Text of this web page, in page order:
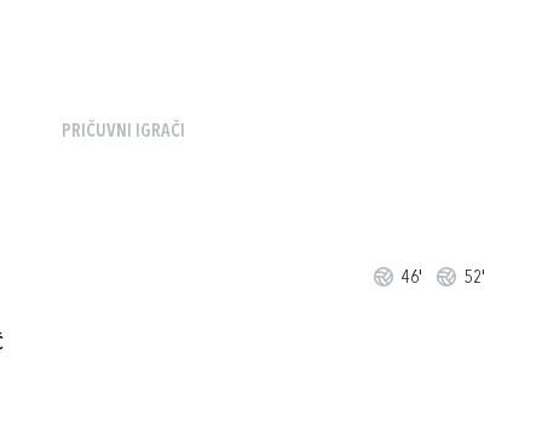
PRIČUVNI IGRAČI
46' 52'